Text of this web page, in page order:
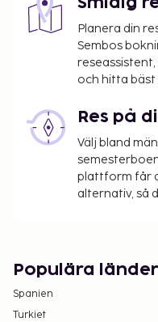
Planera din
Sembos
och hitta
Res på
Välj bland
plattform får
alternativ, så
Populära länder
Spanien
Turkiet